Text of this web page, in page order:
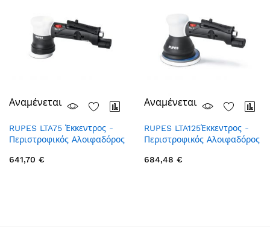
Summer Break
Αναμένεται
RUPES LTA75 Έκκεντρος -
Περιστροφικός Αλοιφαδόρος
641,70 €
Αναμένεται
RUPES LTA125Έκκεντρος -
Περιστροφικός Αλοιφαδόρος
684,48 €